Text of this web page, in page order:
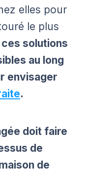
elles pour
le plus
ces solutions
au long
envisager
.
doit faire
de
de